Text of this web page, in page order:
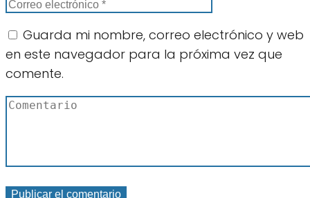
Guarda mi nombre, correo electrónico y web
en este navegador para la próxima vez que
comente.